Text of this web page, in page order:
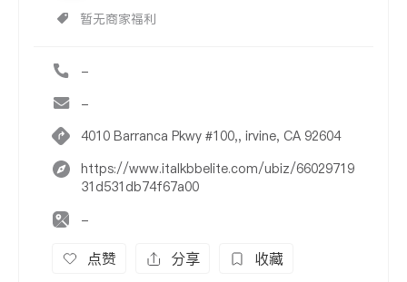
暂无商家福利
-
-
4010 Barranca Pkwy #100,, irvine, CA 92604
https://www.italkbbelite.com/ubiz/66029719
31d531db74f67a00
-
点赞 分享 收藏